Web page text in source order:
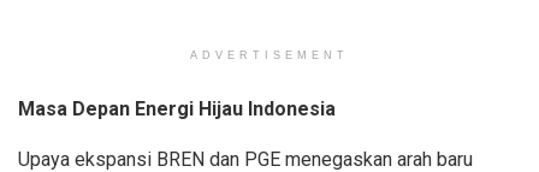
ADVERTISEMENT
Masa Depan Energi Hijau Indonesia
Upaya ekspansi BREN dan PGE menegaskan arah baru